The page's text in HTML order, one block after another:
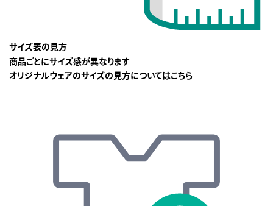
サイズ表の見方
商品ごとにサイズ感が異なります
オリジナルウェアのサイズの見方についてはこちら